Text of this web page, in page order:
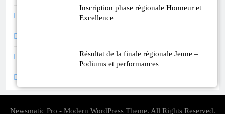
Inscription phase régionale Honneur et
Excellence
Résultat de la finale régionale Jeune –
Podiums et performances
huilages
Newsmatic Pro - Modern WordPress Theme. All Rights Reserved.